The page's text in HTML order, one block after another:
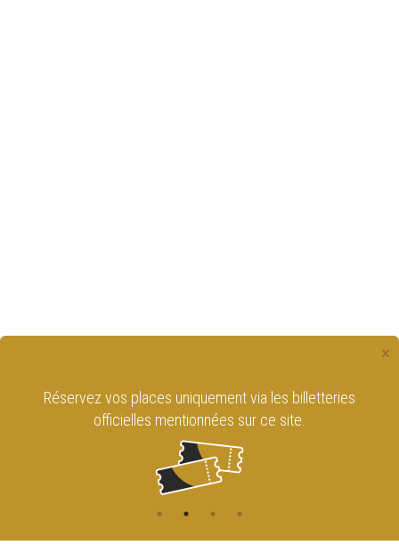
×
Réservez vos places uniquement via les billetteries
officielles mentionnées sur ce site.